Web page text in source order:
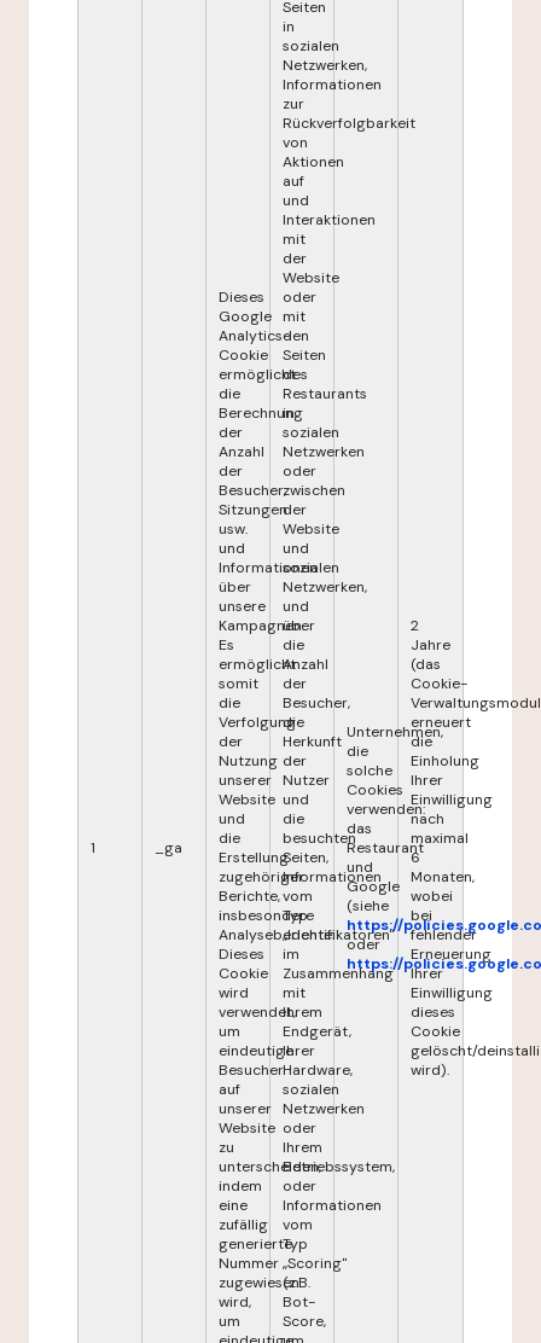
1 _ga
Dieses
Google
Analytics-
Cookie
ermöglicht
die
Berechnung
der
Anzahl
der
Besucher,
Sitzungen
usw.
und
Informationen
über
unsere
Kampagnen.
Es
ermöglicht
somit
die
Verfolgung
der
Nutzung
unserer
Website
und
die
Erstellung
zugehöriger
Berichte,
insbesondere
Analyseberichte.
Dieses
Cookie
wird
verwendet,
um
eindeutige
Besucher
auf
unserer
Website
zu
unterscheiden,
indem
eine
zufällig
generierte
Nummer
zugewiesen
wird,
um
Seiten
in
sozialen
Netzwerken,
Informationen
zur
Rückverfolgbarkeit
von
Aktionen
auf
und
Interaktionen
mit
der
Website
oder
mit
den
Seiten
des
Restaurants
in
sozialen
Netzwerken
oder
zwischen
der
Website
und
sozialen
Netzwerken,
und
über
die
Anzahl
der
Besucher,
die
Herkunft
der
Nutzer
und
die
besuchten
Seiten,
Informationen
vom
Typ
„Identifikatoren"
im
Zusammenhang
mit
Ihrem
Endgerät,
Ihrer
Hardware,
sozialen
Netzwerken
oder
Ihrem
Betriebssystem,
oder
Informationen
vom
Typ
„Scoring"
(z.B.
Bot-
Score,
Unternehmen,
die
solche
Cookies
verwenden:
das
Restaurant
und
Google
(siehe
https://
oder
https://
2
Jahre
(das
Cookie-
Verwaltungsmodul
erneuert
die
Einholung
Ihrer
Einwilligung
nach
maximal
6
Monaten,
wobei
bei
fehlender
Erneuerung
Ihrer
Einwilligung
dieses
Cookie
gelöscht/
wird).